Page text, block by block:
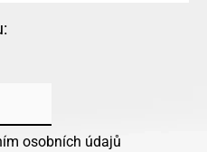
osobních údajů